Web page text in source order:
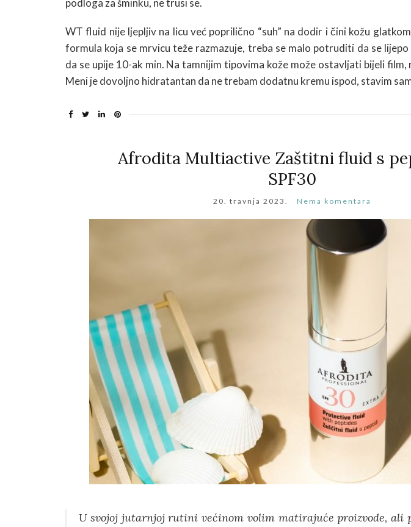
podloga za šminku, ne trusi se.
WT fluid nije ljepljiv na licu već poprilično “suh” na dodir i čini kožu
formula koja se mrvicu teže razmazuje, treba se malo potruditi da se
da se upije 10-ak min. Na tamnijim tipovima kože može ostavljati bijeli film,
Meni je dovoljno hidratantan da ne trebam dodatnu kremu ispod, stavim
Afrodita Multiactive Zaštitni fluid s
SPF30
20. travnja 2023. Nema komentara
U svojoj jutarnjoj rutini većinom volim matirajuće proizvode, ali